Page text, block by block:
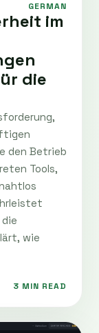
GERMAN
im
die
den Betrieb
Tools,
wie
3 MIN READ